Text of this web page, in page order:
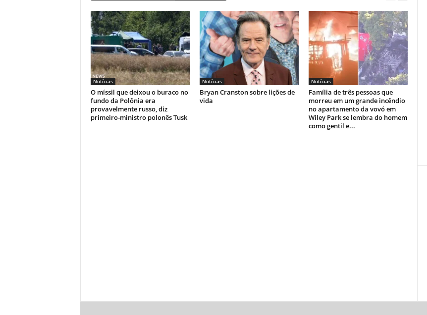
Notícias
O míssil que deixou o buraco no
fundo da Polônia era
provavelmente russo, diz
primeiro-ministro polonês Tusk
Notícias
Bryan Cranston sobre lições de
vida
Notícias
Família de três pessoas que
morreu em um grande incêndio
no apartamento da vovó em
Wiley Park se lembra do homem
como gentil e...